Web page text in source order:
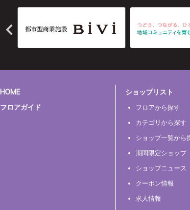
HOME
フロアガイド
ショップリスト
フロアから探す
カテゴリから探す
ショップ一覧から
期間限定ショップ
ショップニュース
クーポン情報
求人情報